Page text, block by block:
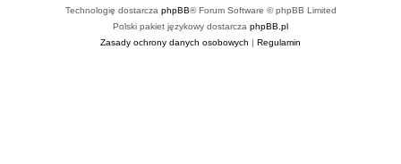
Technologię dostarcza phpBB® Forum Software © phpBB Limited
Polski pakiet językowy dostarcza phpBB.pl
Zasady ochrony danych osobowych | Regulamin